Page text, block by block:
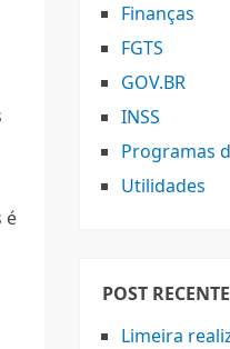
é
Finanças
FGTS
GOV.BR
INSS
Programas
Utilidades
POST
Limeira